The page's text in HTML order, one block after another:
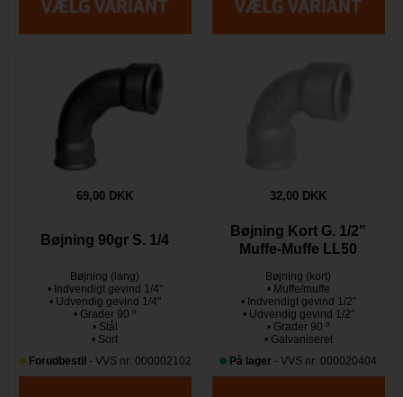
69,00 DKK
Bøjning 90gr S. 1/4
Bøjning (lang)
• Indvendigt gevind 1/4"
• Udvendig gevind 1/4"
• Grader 90 º
• Stål
• Sort
Forudbestil- VVS nr: 000002102
32,00 DKK
Bøjning Kort G. 1/2"
Muffe-Muffe LL50
Bøjning (kort)
• Muffe/muffe
• Indvendigt gevind 1/2"
• Udvendig gevind 1/2"
• Grader 90 º
• Galvaniseret
På lager - VVS nr: 000020404